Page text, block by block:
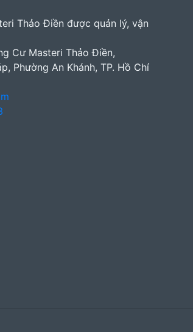
Thảo Điền được quản lý, vận
Cư Masteri Thảo Điền,
Phường An Khánh, TP. Hồ Chí